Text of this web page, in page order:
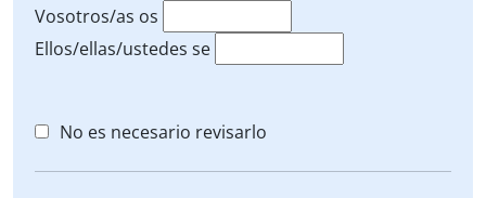
Vosotros/as os
Ellos/ellas/ustedes se
No es necesario revisarlo